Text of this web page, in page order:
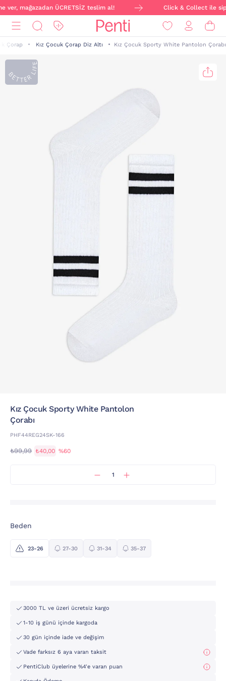
mağazadan ÜCRETSİZ teslim al! Click & Collect ile
Çorap Kız Çocuk Çorap Diz Altı Kız Çocuk Sporty White Pantolon Çorabı
Kız Çocuk Sporty White Pantolon
Çorabı
PHF44REG24SK-166
₺99,99 ₺40,00 %60
Beden
23-26 27-30 31-34 35-37
3000 TL ve üzeri ücretsiz kargo
1-10 iş günü içinde kargoda
30 gün içinde iade ve değişim
Vade farksız 6 aya varan taksit
PentiClub üyelerine %4'e varan puan